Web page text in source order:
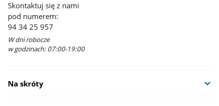
Skontaktuj się z nami
pod numerem:
94 34 25 957
W dni robocze
w godzinach: 07:00-19:00
Na skróty